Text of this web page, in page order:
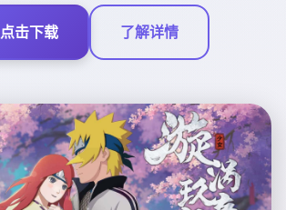
点击下载 了解详情